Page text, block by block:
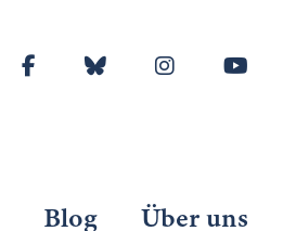
Blog Über uns